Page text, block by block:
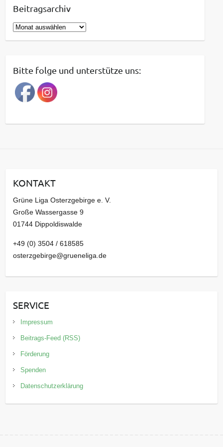
Beitragsarchiv
B
e
r
a
g
a
v
Bitte folge und unterstütze uns:
KONTAKT
Grüne Liga Osterzgebirge e. V.
Große Wassergasse 9
01744 Dippoldiswalde
+49 (0) 3504 / 618585
osterzgebirge@grueneliga.de
SERVICE
Impressum
Beitrags-Feed (RSS)
Förderung
Spenden
Datenschutzerklärung